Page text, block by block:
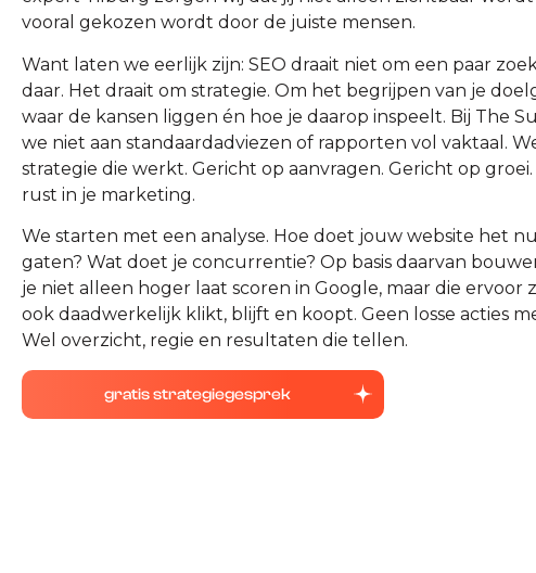
vooral gekozen wordt door de juiste mensen.
Want laten we eerlijk zijn: SEO draait niet om een paar
daar. Het draait om strategie. Om het begrijpen van je
waar de kansen liggen én hoe je daarop inspeelt. Bij The
we niet aan standaardadviezen of rapporten vol vaktaal.
strategie die werkt. Gericht op aanvragen. Gericht op
rust in je marketing.
We starten met een analyse. Hoe doet jouw website het
gaten? Wat doet je concurrentie? Op basis daarvan
je niet alleen hoger laat scoren in Google, maar die
ook daadwerkelijk klikt, blijft en koopt. Geen losse acties
Wel overzicht, regie en resultaten die tellen.
gratis strategiegesprek